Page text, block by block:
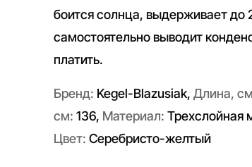
боится солнца, выдерживает до
самостоятельно выводит
платить.
Бренд: Kegel-Blazusiak, Длина,
см: 136, Материал: Трехслойная
Цвет: Серебристо-желтый